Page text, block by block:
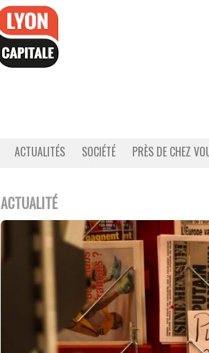
ACTUALITÉS SOCIÉTÉ PRÈS DE CHEZ
ACTUALITÉ